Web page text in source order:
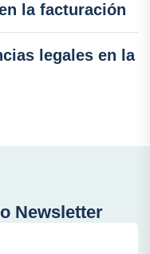
la facturación
legales en la
Newsletter